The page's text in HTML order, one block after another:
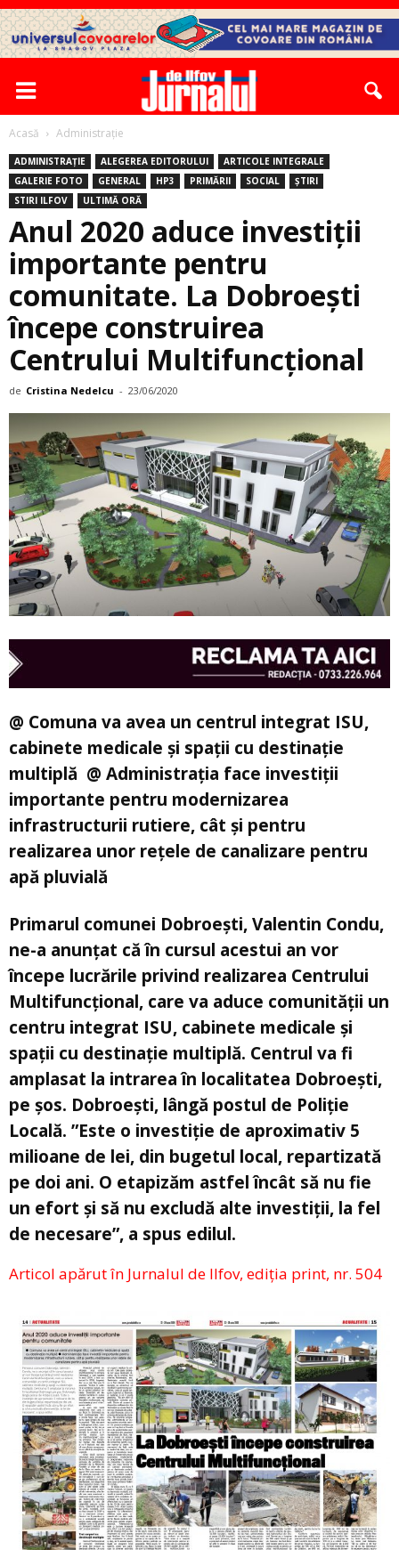
Acasă Administrație
ADMINISTRAȚIE ALEGEREA EDITORULUI
ARTICOLE INTEGRALE
GALERIE FOTO
GENERAL HP3 PRIMĂRII SOCIAL
ȘTIRI
STIRI ILFOV
ULTIMĂ ORĂ
Anul 2020 aduce investiții
importante pentru
comunitate. La Dobroești
începe construirea
Centrului Multifuncțional
de Cristina Nedelcu - 23/06/2020
@ Comuna va avea un centrul integrat ISU,
cabinete medicale și spații cu destinație
multiplă  @ Administrația face investiții
importante pentru modernizarea
infrastructurii rutiere, cât și pentru
realizarea unor rețele de canalizare pentru
apă pluvială
Primarul comunei Dobroești, Valentin Condu,
ne-a anunțat că în cursul acestui an vor
începe lucrările privind realizarea Centrului
Multifuncțional, care va aduce comunității un
centru integrat ISU, cabinete medicale și
spații cu destinație multiplă. Centrul va fi
amplasat la intrarea în localitatea Dobroești,
pe șos. Dobroești, lângă postul de Poliție
Locală. ”Este o investiție de aproximativ 5
milioane de lei, din bugetul local, repartizată
pe doi ani. O etapizăm astfel încât să nu fie
un efort și să nu excludă alte investiții, la fel
de necesare”, a spus edilul.
Articol apărut în Jurnalul de Ilfov, ediția print, nr. 504